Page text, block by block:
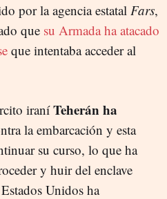
por la agencia estatal Fars,
que su Armada ha atacado
que intentaba acceder al
iraníTeherán ha
la embarcación y esta
su curso, lo que ha
y huir del enclave
Unidos ha